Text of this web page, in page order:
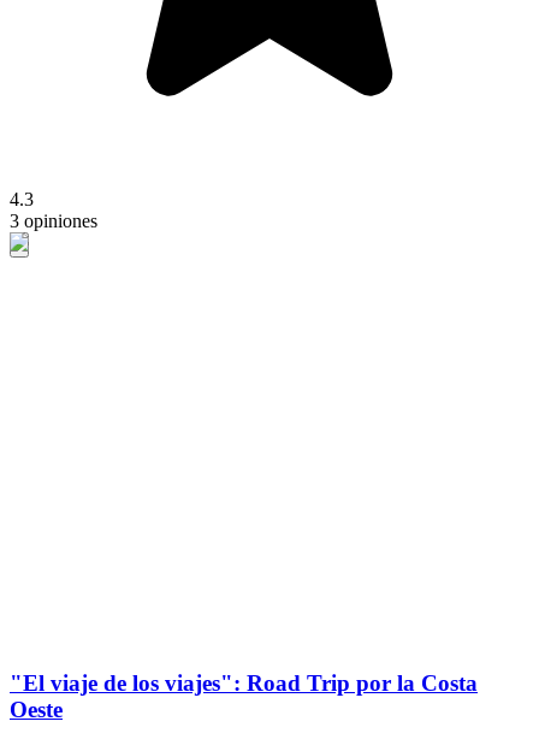
4.3
3 opiniones
"El viaje de los viajes": Road Trip por la Costa
Oeste